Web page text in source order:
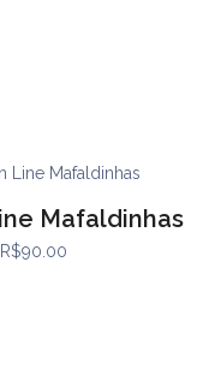
Mafaldinhas
R$90.00